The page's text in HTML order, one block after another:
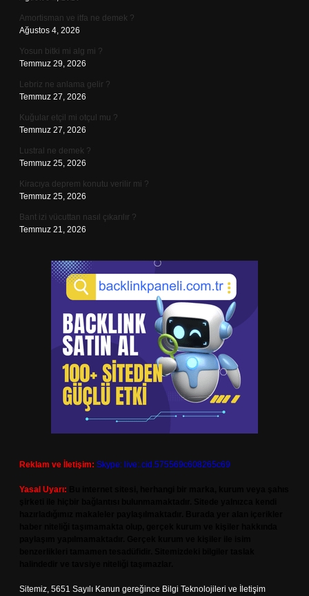
Amortisman ve itfa ne demek ?
Ağustos 4, 2026
Yosun bitki mi alg mi ?
Temmuz 29, 2026
Lebriz ne anlama gelir ?
Temmuz 27, 2026
Kuğular etçil mi otçul mu ?
Temmuz 27, 2026
Lustral ne demek ?
Temmuz 25, 2026
Kiracıya deprem konutu verilir mi ?
Temmuz 25, 2026
Bant izi vücuttan nasıl çıkarılır ?
Temmuz 21, 2026
Reklam ve İletişim: Skype: live:.cid.575569c608265c69
Yasal Uyarı:
Sitemiz, 5651 Sayılı Kanun gereğince Bilgi Teknolojileri ve İletişim